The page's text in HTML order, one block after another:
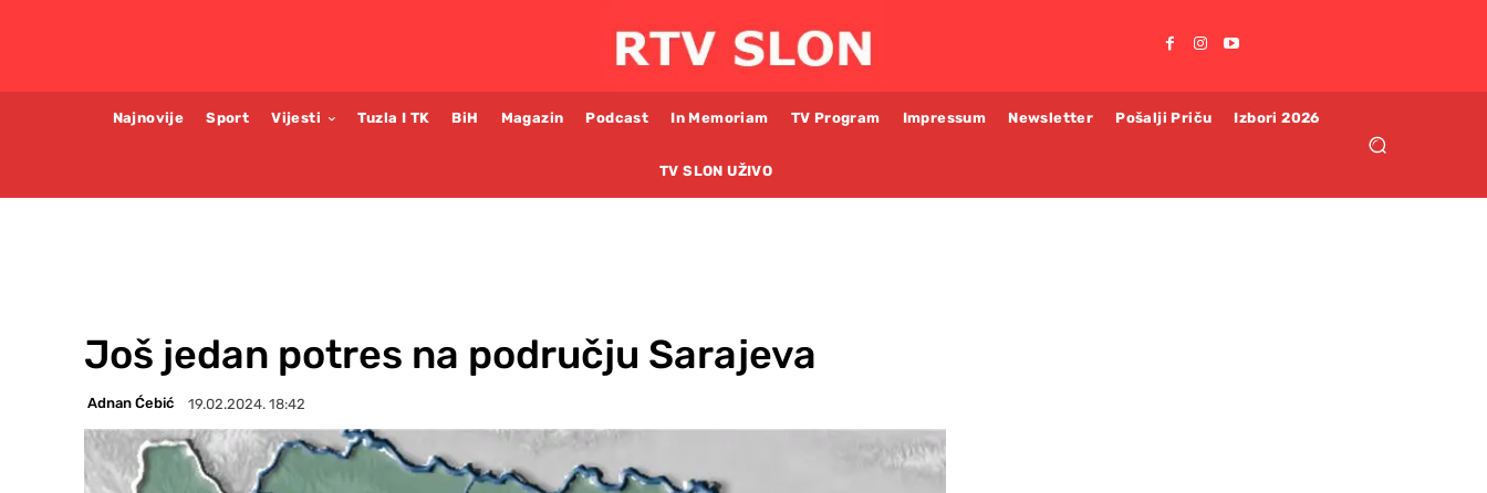
Najnovije Sport Vijesti Tuzla I TK BiH Magazin Podcast In Memoriam TV Program Impressum Newsletter Pošalji Priču Izbori 2026
TV SLON UŽIVO
Još jedan potres na području Sarajeva
Adnan Ćebić 19.02.2024. 18:42